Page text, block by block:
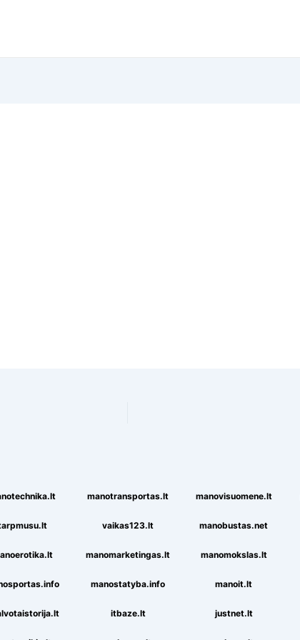
manotransportas.lt manovisuomene.lt
vaikas123.lt manobustas.net
manomarketingas.lt manomokslas.lt
manostatyba.info manoit.lt
itbaze.lt justnet.lt